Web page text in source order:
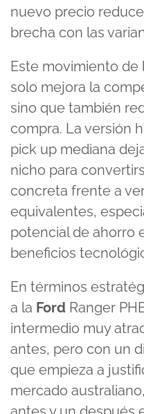
nuevo precio
brecha con las
Este movimiento de
solo mejora la
sino que también
compra. La versión
pick up mediana
nicho para
concreta frente a
equivalentes,
potencial de ahorro
beneficios
En términos
a la Ford Ranger
intermedio muy
antes, pero con un
que empieza a
mercado